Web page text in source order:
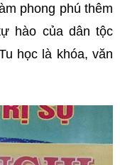
phong phú thêm
hào của dân tộc
học là khóa, văn